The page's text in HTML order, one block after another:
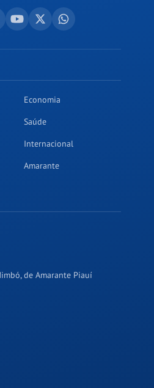
Economia
Saúde
Internacional
Amarante
de Amarante Piauí